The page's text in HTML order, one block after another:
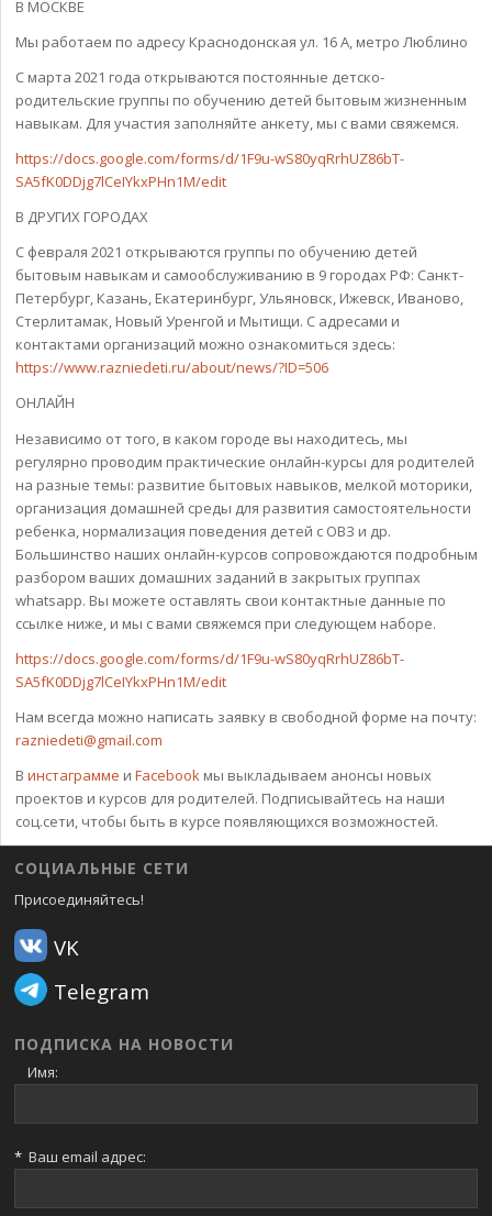
В МОСКВЕ
Мы работаем по адресу Краснодонская ул. 16 А, метро Люблино
С марта 2021 года открываются постоянные детско-
родительские группы по обучению детей бытовым жизненным
навыкам. Для участия заполняйте анкету, мы с вами свяжемся.
https://docs.google.com/forms/d/1F9u-wS80yqRrhUZ86bT-
SA5fK0DDjg7lCeIYkxPHn1M/edit
В ДРУГИХ ГОРОДАХ
С февраля 2021 открываются группы по обучению детей
бытовым навыкам и самообслуживанию в 9 городах РФ: Санкт-
Петербург, Казань, Екатеринбург, Ульяновск, Ижевск, Иваново,
Стерлитамак, Новый Уренгой и Мытищи. С адресами и
контактами организаций можно ознакомиться здесь:
https://www.razniedeti.ru/about/news/?ID=506
ОНЛАЙН
Независимо от того, в каком городе вы находитесь, мы
регулярно проводим практические онлайн-курсы для родителей
на разные темы: развитие бытовых навыков, мелкой моторики,
организация домашней среды для развития самостоятельности
ребенка, нормализация поведения детей с ОВЗ и др.
Большинство наших онлайн-курсов сопровождаются подробным
разбором ваших домашних заданий в закрытых группах
whatsapp. Вы можете оставлять свои контактные данные по
ссылке ниже, и мы с вами свяжемся при следующем наборе.
https://docs.google.com/forms/d/1F9u-wS80yqRrhUZ86bT-
SA5fK0DDjg7lCeIYkxPHn1M/edit
Нам всегда можно написать заявку в свободной форме на почту:
razniedeti@gmail.com
В инстаграмме и Facebook мы выкладываем анонсы новых
проектов и курсов для родителей. Подписывайтесь на наши
соц.сети, чтобы быть в курсе появляющихся возможностей.
СОЦИАЛЬНЫЕ СЕТИ
Присоединяйтесь!
VK
Telegram
ПОДПИСКА НА НОВОСТИ
Имя:
* Ваш email адрес: